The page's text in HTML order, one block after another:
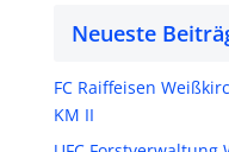
Neueste
FC Raiffeisen
KM II